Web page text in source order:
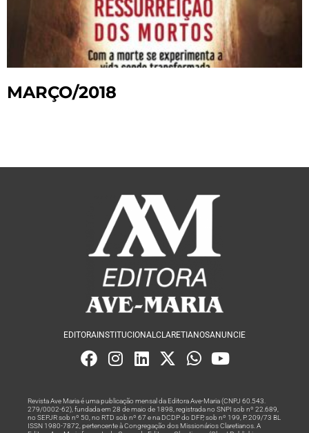
MARÇO/2018
EDITORA INSTITUCIONALCLARETIANOSANUNCIE
Revista Ave Maria é uma publicação mensal da Editora Ave-Maria (CNPJ 60.543.
279/0002-62), fundada em 28 de maio de 1898, registrada no SNPI sob nº 22.689,
no SEPJR sob nº 50, no RTD sob nº 67 e na DCDP do DFP, sob nº 199, P. 209/73 BL
ISSN 1980-7872, pertencente à Congregação dos Missionários Claretianos. A